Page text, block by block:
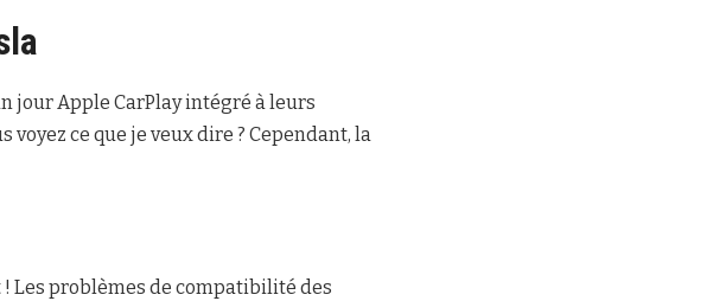
jour Apple CarPlay intégré à leurs
voyez ce que je veux dire ? Cependant, la
! Les problèmes de compatibilité des